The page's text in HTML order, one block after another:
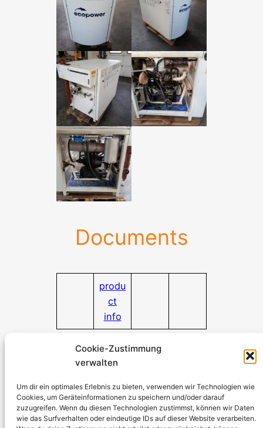
Cookie-Zustimmung
verwalten
Um dir ein optimales Erlebnis zu bieten, verwenden wir Technologien wie
Cookies, um Geräteinformationen zu speichern und/oder darauf
zuzugreifen. Wenn du diesen Technologien zustimmst, können wir Daten
wie das Surfverhalten oder eindeutige IDs auf dieser Website verarbeiten.
Documents
produ
ct
info
Kürtener Straße 13, D-51465 Bergisch Gladbach
Managing Director: Andre Kandlin
Sales Representative: Michael Jochmann